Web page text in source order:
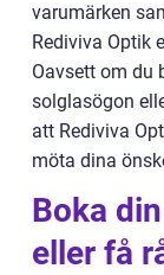
varumärken
Rediviva Optik
Oavsett om du
solglasögon
att Rediviva
möta dina
Boka
eller få